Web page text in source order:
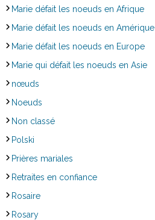
Marie défait les noeuds en Afrique
Marie défait les noeuds en Amérique
Marie défait les noeuds en Europe
Marie qui défait les noeuds en Asie
nœuds
Noeuds
Non classé
Polski
Prières mariales
Retraites en confiance
Rosaire
Rosary